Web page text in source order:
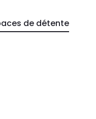
de détente